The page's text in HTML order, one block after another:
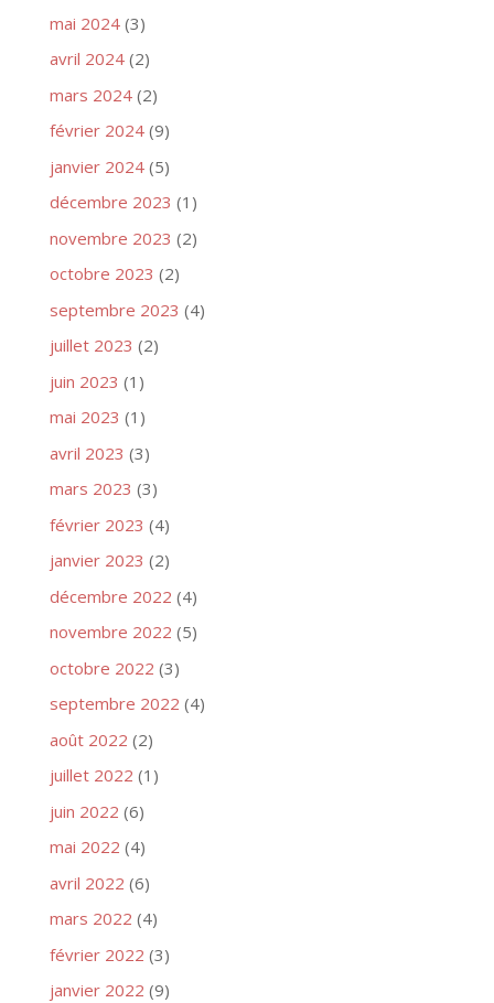
mai 2024(3)
avril 2024(2)
mars 2024(2)
février 2024(9)
janvier 2024(5)
décembre 2023 (1)
novembre 2023 (2)
octobre 2023 (2)
septembre 2023 (4)
juillet 2023 (2)
juin 2023 (1)
mai 2023 (1)
avril 2023 (3)
mars 2023 (3)
février 2023 (4)
janvier 2023 (2)
décembre 2022 (4)
novembre 2022 (5)
octobre 2022 (3)
septembre 2022 (4)
août 2022 (2)
juillet 2022 (1)
juin 2022 (6)
mai 2022 (4)
avril 2022 (6)
mars 2022 (4)
février 2022 (3)
janvier 2022 (9)